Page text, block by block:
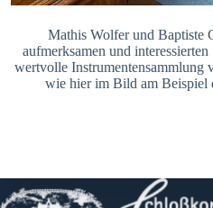
Mathis Wolfer und Baptiste
aufmerksamen und
wertvolle Instrumentensammlung
wie hier im Bild am Beispiel